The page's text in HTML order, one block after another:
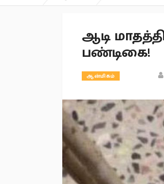
ஆடி
பண்டிகை!
ஆன்மிகம்